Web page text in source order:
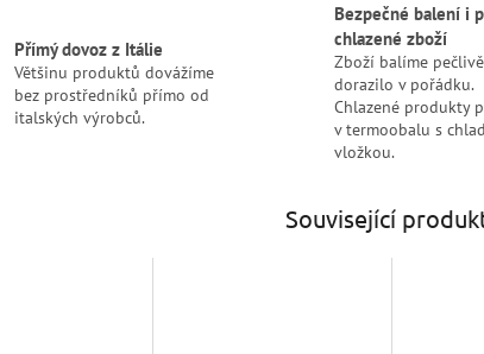
Přímý dovoz z Itálie
Většinu produktů dovážíme
bez prostředníků přímo od
italských výrobců.
Bezpečné balení i
chlazené zboží
Zboží balíme
dorazilo v pořádku.
Chlazené produkty
v termoobalu s
vložkou.
Související